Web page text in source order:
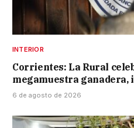
INTERIOR
Corrientes: La Rural
megamuestra
6 de agosto de 2026